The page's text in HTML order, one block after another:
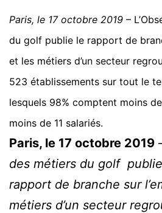
Paris, le 17 octobre 2019 –
du golf publie le rapport de
et les métiers d’un secteur
523 établissements sur tout le
lesquels 98% comptent moins
moins de 11 salariés.
Paris, le 17 octobre 2019
des métiers du golf
rapport de branche sur
métiers d’un secteur